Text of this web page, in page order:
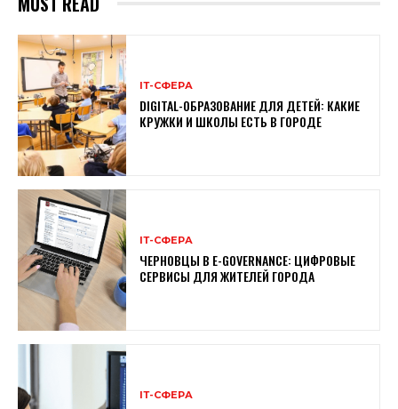
ІТ-СФЕРА
DIGITAL-ОБРАЗОВАНИЕ ДЛЯ ДЕТЕЙ: КАКИЕ
КРУЖКИ И ШКОЛЫ ЕСТЬ В ГОРОДЕ
ІТ-СФЕРА
ЧЕРНОВЦЫ В E-GOVERNANCE: ЦИФРОВЫЕ
СЕРВИСЫ ДЛЯ ЖИТЕЛЕЙ ГОРОДА
ІТ-СФЕРА